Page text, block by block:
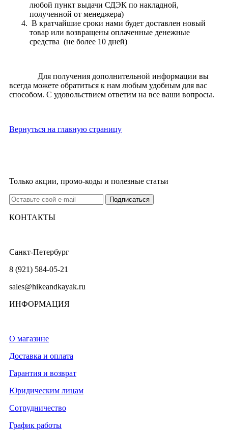
любой пункт выдачи СДЭК по накладной,
полученной от менеджера)
В кратчайшие сроки нами будет доставлен новый
товар или возвращены оплаченные денежные
средства (не более 10 дней)
Для получения дополнительной информации вы
всегда можете обратиться к нам любым удобным для вас
способом. С удовольствием ответим на все ваши вопросы.
Вернуться на главную страницу
Только акции, промо-коды и полезные статьи
КОНТАКТЫ
Санкт-Петербург
8 (921) 584-05-21
sales@hikeandkayak.ru
ИНФОРМАЦИЯ
О магазине
Доставка и оплата
Гарантия и возврат
Юридическим лицам
Сотрудничество
График работы